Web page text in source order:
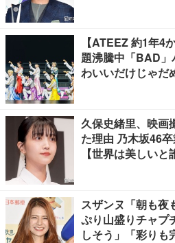
【ATEEZ 約1年4
題沸騰中「BAD
わいいだけじゃだ
久保史緒里、映画
た理由 乃木坂46
【世界は美しいと
スザンヌ「朝も夜
ぷり山盛りチャプ
しそう」「彩りも